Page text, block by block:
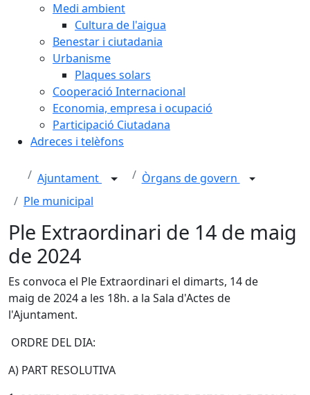
Medi ambient
Cultura de l'aigua
Benestar i ciutadania
Urbanisme
Plaques solars
Cooperació Internacional
Economia, empresa i ocupació
Participació Ciutadana
Adreces i telèfons
Ajuntament
Òrgans de govern
Ple municipal
Ple Extraordinari de 14 de maig
de 2024
Es convoca el Ple Extraordinari el dimarts, 14 de
maig de 2024 a les 18h. a la Sala d'Actes de
l'Ajuntament.
ORDRE DEL DIA:
A) PART RESOLUTIVA